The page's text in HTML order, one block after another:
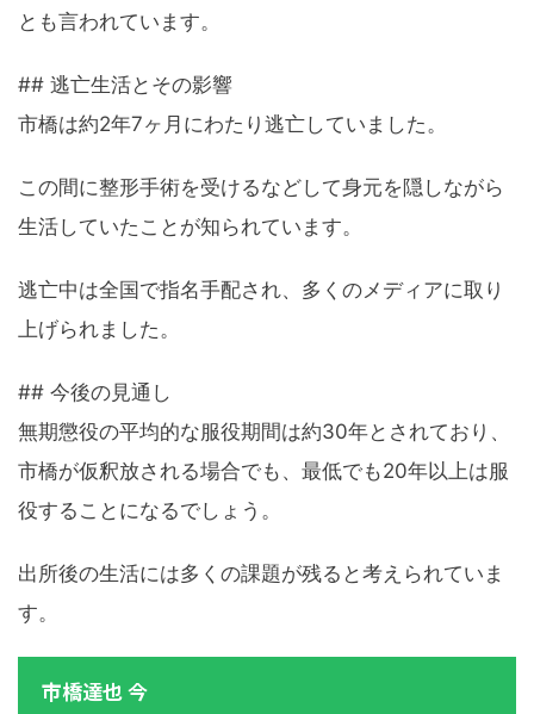
とも言われています。
## 逃亡生活とその影響
市橋は約2年7ヶ月にわたり逃亡していました。
この間に整形手術を受けるなどして身元を隠しながら
生活していたことが知られています。
逃亡中は全国で指名手配され、多くのメディアに取り
上げられました。
## 今後の見通し
無期懲役の平均的な服役期間は約30年とされており、
市橋が仮釈放される場合でも、最低でも20年以上は服
役することになるでしょう。
出所後の生活には多くの課題が残ると考えられていま
す。
市橋達也 今